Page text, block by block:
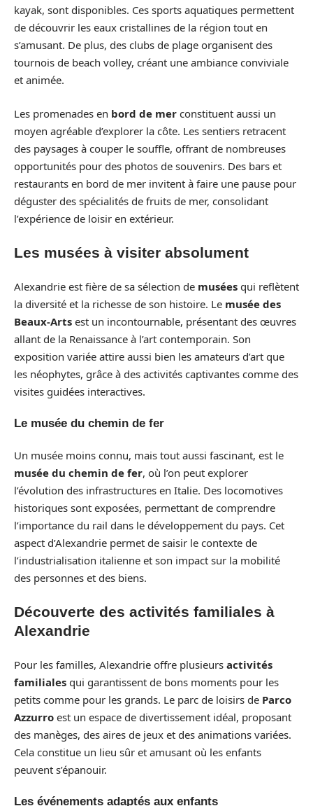
kayak, sont disponibles. Ces sports aquatiques permettent
de découvrir les eaux cristallines de la région tout en
s’amusant. De plus, des clubs de plage organisent des
tournois de beach volley, créant une ambiance conviviale
et animée.
Les promenades en bord de mer constituent aussi un
moyen agréable d’explorer la côte. Les sentiers retracent
des paysages à couper le souffle, offrant de nombreuses
opportunités pour des photos de souvenirs. Des bars et
restaurants en bord de mer invitent à faire une pause pour
déguster des spécialités de fruits de mer, consolidant
l’expérience de loisir en extérieur.
Les musées à visiter absolument
Alexandrie est fière de sa sélection de musées qui reflètent
la diversité et la richesse de son histoire. Le musée des
Beaux-Arts est un incontournable, présentant des œuvres
allant de la Renaissance à l’art contemporain. Son
exposition variée attire aussi bien les amateurs d’art que
les néophytes, grâce à des activités captivantes comme des
visites guidées interactives.
Le musée du chemin de fer
Un musée moins connu, mais tout aussi fascinant, est le
musée du chemin de fer, où l’on peut explorer
l’évolution des infrastructures en Italie. Des locomotives
historiques sont exposées, permettant de comprendre
l’importance du rail dans le développement du pays. Cet
aspect d’Alexandrie permet de saisir le contexte de
l’industrialisation italienne et son impact sur la mobilité
des personnes et des biens.
Découverte des activités familiales à
Alexandrie
Pour les familles, Alexandrie offre plusieurs activités
familiales qui garantissent de bons moments pour les
petits comme pour les grands. Le parc de loisirs de Parco
Azzurro est un espace de divertissement idéal, proposant
des manèges, des aires de jeux et des animations variées.
Cela constitue un lieu sûr et amusant où les enfants
peuvent s’épanouir.
Les événements adaptés aux enfants